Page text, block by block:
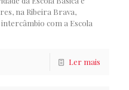
na Ribeira Brava,
com a Escola
Ler mais